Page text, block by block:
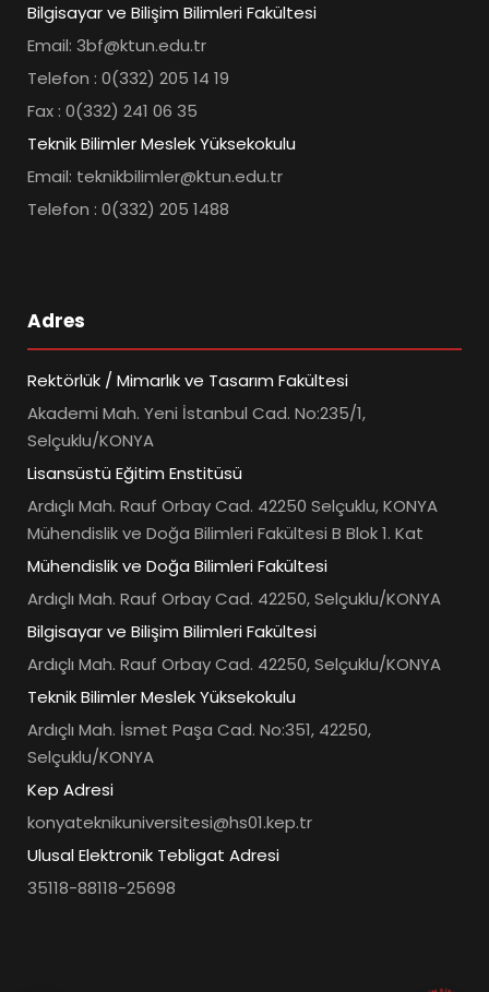
Bilgisayar ve Bilişim Bilimleri Fakültesi
Email: 3bf@ktun.edu.tr
Telefon : 0(332) 205 14 19
Fax : 0(332) 241 06 35
Teknik Bilimler Meslek Yüksekokulu
Email: teknikbilimler@ktun.edu.tr
Telefon : 0(332) 205 1488
Adres
Rektörlük / Mimarlık ve Tasarım Fakültesi
Akademi Mah. Yeni İstanbul Cad. No:235/1,
Selçuklu/KONYA
Lisansüstü Eğitim Enstitüsü
Ardıçlı Mah. Rauf Orbay Cad. 42250 Selçuklu, KONYA
Mühendislik ve Doğa Bilimleri Fakültesi B Blok 1. Kat
Mühendislik ve Doğa Bilimleri Fakültesi
Ardıçlı Mah. Rauf Orbay Cad. 42250, Selçuklu/KONYA
Bilgisayar ve Bilişim Bilimleri Fakültesi
Ardıçlı Mah. Rauf Orbay Cad. 42250, Selçuklu/KONYA
Teknik Bilimler Meslek Yüksekokulu
Ardıçlı Mah. İsmet Paşa Cad. No:351, 42250,
Selçuklu/KONYA
Kep Adresi
konyateknikuniversitesi@hs01.kep.tr
Ulusal Elektronik Tebligat Adresi
35118-88118-25698